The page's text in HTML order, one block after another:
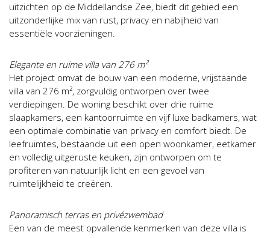
uitzichten op de Middellandse Zee, biedt dit gebied een
uitzonderlijke mix van rust, privacy en nabijheid van
essentiële voorzieningen.
Elegante en ruime villa van 276 m²
Het project omvat de bouw van een moderne, vrijstaande
villa van 276 m², zorgvuldig ontworpen over twee
verdiepingen. De woning beschikt over drie ruime
slaapkamers, een kantoorruimte en vijf luxe badkamers, wat
een optimale combinatie van privacy en comfort biedt. De
leefruimtes, bestaande uit een open woonkamer, eetkamer
en volledig uitgeruste keuken, zijn ontworpen om te
profiteren van natuurlijk licht en een gevoel van
ruimtelijkheid te creëren.
Panoramisch terras en privézwembad
Een van de meest opvallende kenmerken van deze villa is